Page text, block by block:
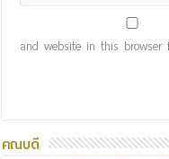
and website in this
คณบดี